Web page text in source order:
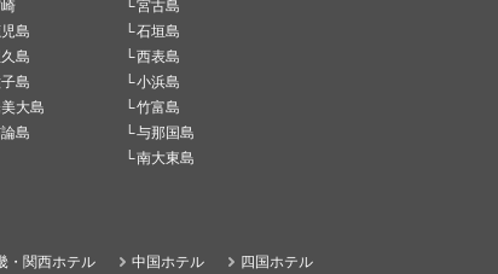
島
島
島
大島
島
宮古島
石垣島
西表島
小浜島
竹富島
与那国島
南大東島
・関西ホテル 中国ホテル 四国ホテル